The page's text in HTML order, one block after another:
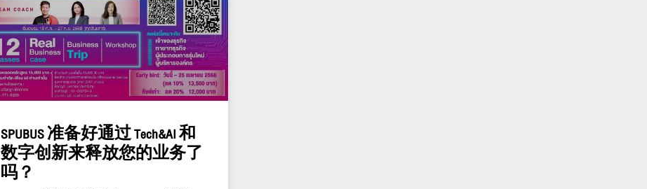
SPUBUS 准备好通过 Tech&AI 和
数字创新来释放您的业务了
吗？